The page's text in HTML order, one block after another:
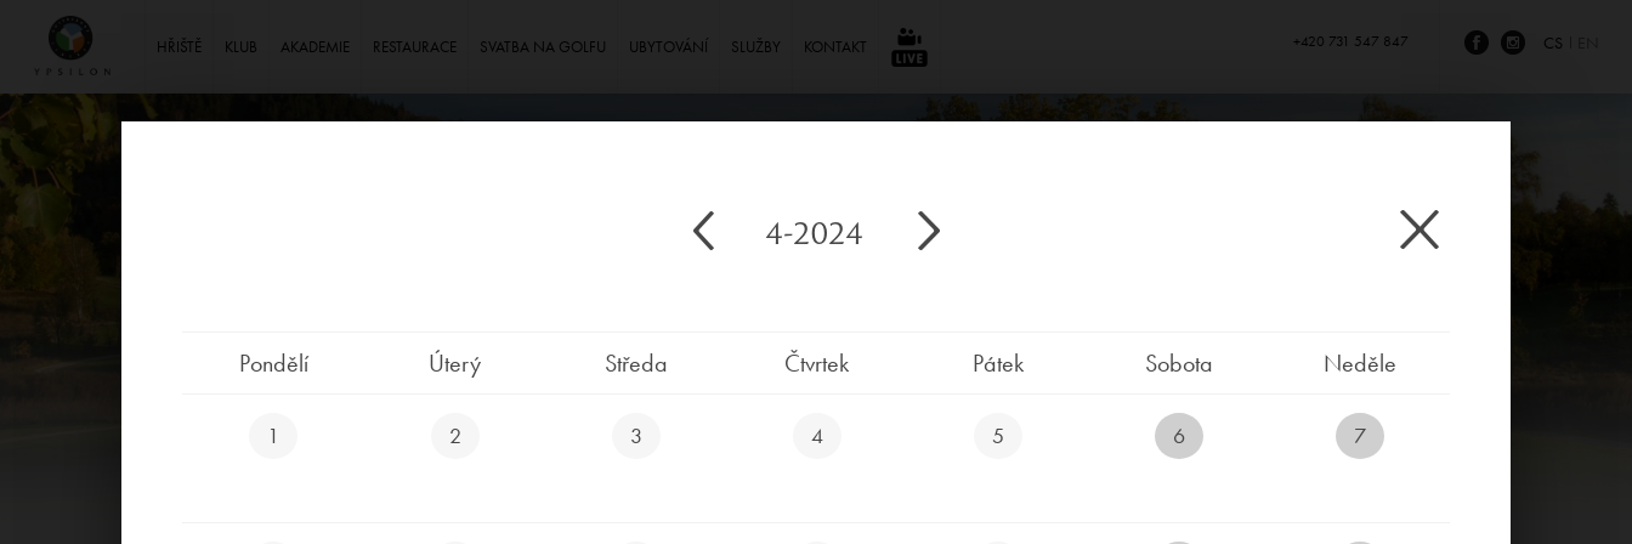
CS
+420 731 547 847
HŘIŠTĚ KLUB AKADEMIE RESTAURACE SVATBA NA GOLFU UBYTOVÁNÍ SLUŽBY KONTAKT ⠀
4-2024
Pondělí Úterý Středa Čtvrtek Pátek Sobota Neděle
1 2 3 4 5 6 7